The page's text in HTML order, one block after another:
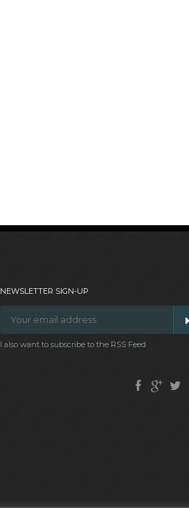
NEWSLETTER SIGN-UP
I also want to subscribe to the RSS Feed